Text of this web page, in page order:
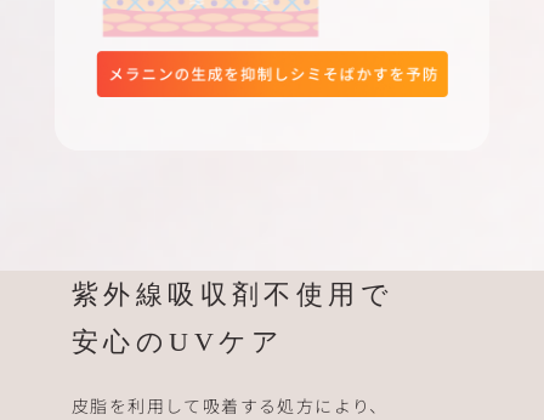
紫外線吸収剤不使用で
安心のUVケア
皮脂を利用して吸着する処方により、